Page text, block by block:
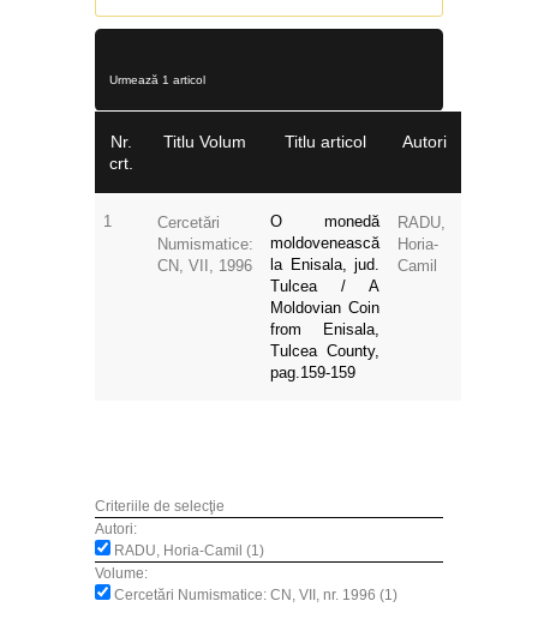
Urmează 1 articol
Nr.
crt.
Titlu Volum Titlu articol Autori
1
Cercetări
Numismatice:
CN, VII, 1996
O monedă
moldovenească
la Enisala, jud.
Tulcea / A
Moldovian Coin
from Enisala,
Tulcea County,
pag.159-159
RADU,
Horia-
Camil
Criteriile de selecţie
Autori:
RADU, Horia-Camil (1)
Volume:
Cercetări Numismatice: CN, VII, nr. 1996 (1)